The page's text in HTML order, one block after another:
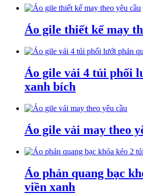
Áo gile thiết kế may
Áo gile vải 4 túi phối
xanh bích
Áo gile vải may theo
Áo phản quang bạc
viền xanh